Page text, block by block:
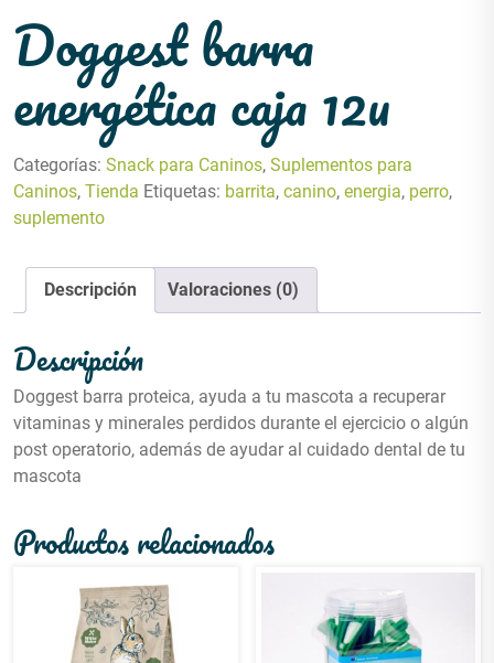
Doggest barra
energética caja 12u
Categorías: Snack para Caninos, Suplementos para
Caninos, Tienda Etiquetas: barrita, canino, energia, perro,
suplemento
Descripción Valoraciones (0)
Descripción
Doggest barra proteica, ayuda a tu mascota a recuperar
vitaminas y minerales perdidos durante el ejercicio o algún
post operatorio, además de ayudar al cuidado dental de tu
mascota
Productos relacionados